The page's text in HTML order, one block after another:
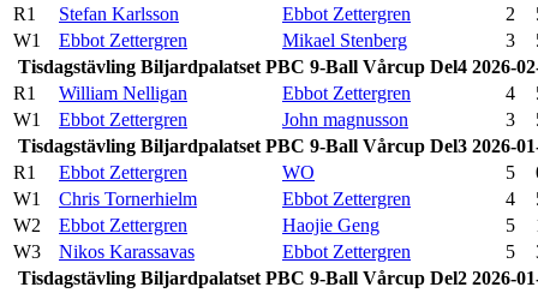
R1
Stefan Karlsson Ebbot Zettergren 2
W1
Ebbot Zettergren Mikael Stenberg 3
Tisdagstävling Biljardpalatset PBC 9-Ball Vårcup Del4 2026-
R1
William Nelligan Ebbot Zettergren 4
W1
Ebbot Zettergren John magnusson 3
Tisdagstävling Biljardpalatset PBC 9-Ball Vårcup Del3 2026-
R1
Ebbot Zettergren WO 5
W1
Chris Tornerhielm Ebbot Zettergren 4
W2
Ebbot Zettergren Haojie Geng 5
W3
Nikos Karassavas Ebbot Zettergren 5
Tisdagstävling Biljardpalatset PBC 9-Ball Vårcup Del2 2026-